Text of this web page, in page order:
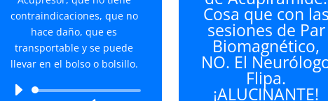
contraindicaciones, que no
hace daño, que es
transportable y se puede
llevar en el bolso o bolsillo.
Reproductor
Cosa que con las
sesiones de Par
Biomagnético,
NO. El
Flipa.
¡ALUCINANTE!